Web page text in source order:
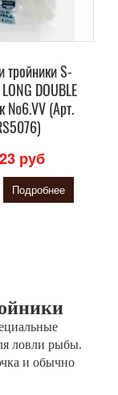
тройники S-
DOUBLE
№6.VV (Арт.
руб
Подробнее
ловли рыбы.
и обычно